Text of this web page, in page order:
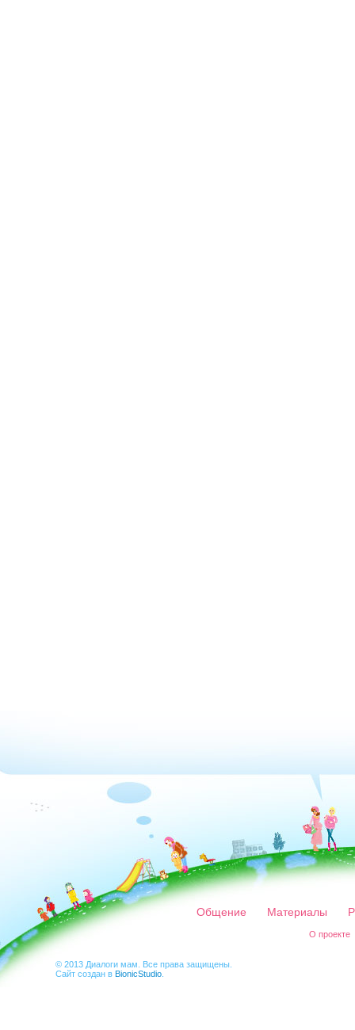
Общение Материалы
О проекте
© 2013 Диалоги мам. Все права защищены.
Сайт создан в BionicStudio